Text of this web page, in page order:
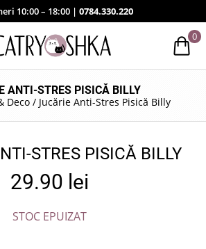
10:00 – 18:00 | 0784.330.220
0
ANTI-STRES PISICĂ BILLY
Deco/ Jucărie Anti-Stres Pisică Billy
STRES PISICĂ BILLY
29.90 lei
STOC EPUIZAT